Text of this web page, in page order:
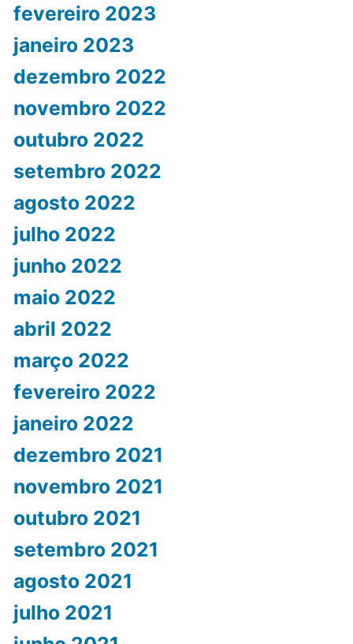
fevereiro 2023
janeiro 2023
dezembro 2022
novembro 2022
outubro 2022
setembro 2022
agosto 2022
julho 2022
junho 2022
maio 2022
abril 2022
março 2022
fevereiro 2022
janeiro 2022
dezembro 2021
novembro 2021
outubro 2021
setembro 2021
agosto 2021
julho 2021